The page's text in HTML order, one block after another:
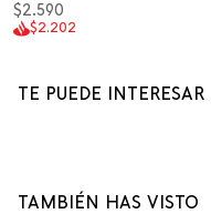
$2.590
$2.202
TE PUEDE INTERESAR
TAMBIÉN HAS VISTO